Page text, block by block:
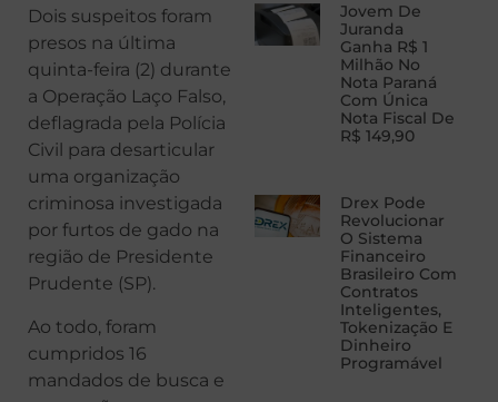
Dois suspeitos foram
presos na última
quinta-feira (2) durante
a Operação Laço Falso,
deflagrada pela Polícia
Civil para desarticular
uma organização
criminosa investigada
por furtos de gado na
região de Presidente
Prudente (SP).
Ao todo, foram
cumpridos 16
mandados de busca e
Jovem De
Juranda
Ganha R$ 1
Milhão No
Nota Paraná
Com Única
Nota Fiscal De
R$ 149,90
Drex Pode
Revolucionar
O Sistema
Financeiro
Brasileiro Com
Contratos
Inteligentes,
Tokenização E
Dinheiro
Programável